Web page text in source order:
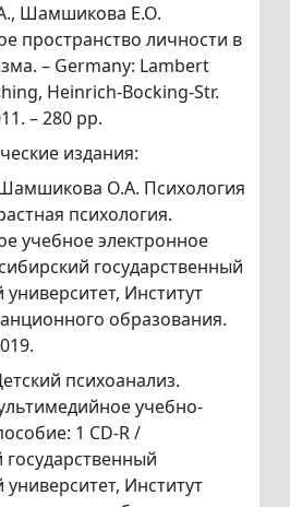
Шамшикова Е.О.
пространство личности в
– Germany: Lambert
Неinrich-Bocking-Str.
– 280 pp.
издания:
О.А. Психология
психология.
учебное электронное
государственный
университет, Институт
образования.
психоанализ.
учебно-
1 CD-R /
университет, Институт